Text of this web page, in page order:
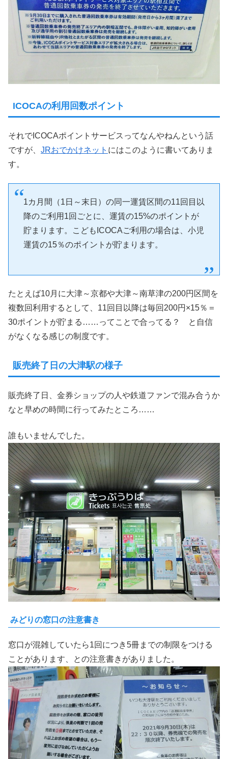
ICOCAの利用回数ポイント
それでICOCAポイントサービスってなんやねんという話
ですが、 JRおでかけネット にはこのように書いてありま
す。
1カ月間（1日～末日）の同一運賃区間の11回目以
降のご利用1回ごとに、運賃の15%のポイントが
貯まります。こどもICOCAご利用の場合は、小児
運賃の15％のポイントが貯まります。
たとえば10月に大津～京都や大津～南草津の200円区間を
複数回利用するとして、11回目以降は毎回200円×15％＝
30ポイントが貯まる……ってことで合ってる？ と自信
がなくなる感じの制度です。
販売終了日の大津駅の様子
販売終了日、金券ショップの人や鉄道ファンで混み合うか
なと早めの時間に行ってみたところ……
誰もいませんでした。
みどりの窓口の注意書き
窓口が混雑していたら1回につき5冊までの制限をつける
ことがあります、との注意書きがありました。